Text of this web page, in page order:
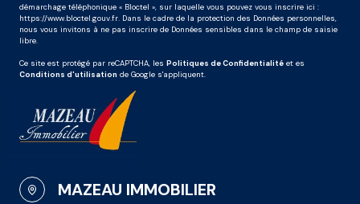
démarchage téléphonique « Bloctel », sur laquelle vous pouvez vous inscrire ici :
https://www.bloctel.gouv.fr. Dans le cadre de la protection des Données personnelles,
nous vous invitons à ne pas inscrire de Données sensibles dans le champ de saisie
libre.
Ce site est protégé par reCAPTCHA, les Politiques de Confidentialité et es
Conditions d'utilisation de Google s'appliquent.
MAZEAU IMMOBILIER